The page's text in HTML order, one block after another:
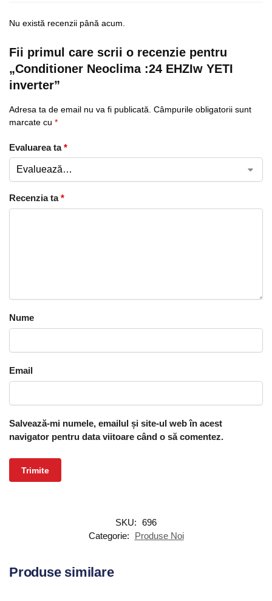
Nu există recenzii până acum.
Fii primul care scrii o recenzie pentru
„Conditioner Neoclima :24 EHZIw YETI
inverter”
Adresa ta de email nu va fi publicată. Câmpurile obligatorii sunt
marcate cu *
Evaluarea ta*
Recenzia ta*
Nume
Email
Salvează-mi numele, emailul și site-ul web în acest
navigator pentru data viitoare când o să comentez.
SKU: 696
Categorie:
Produse Noi
Produse similare